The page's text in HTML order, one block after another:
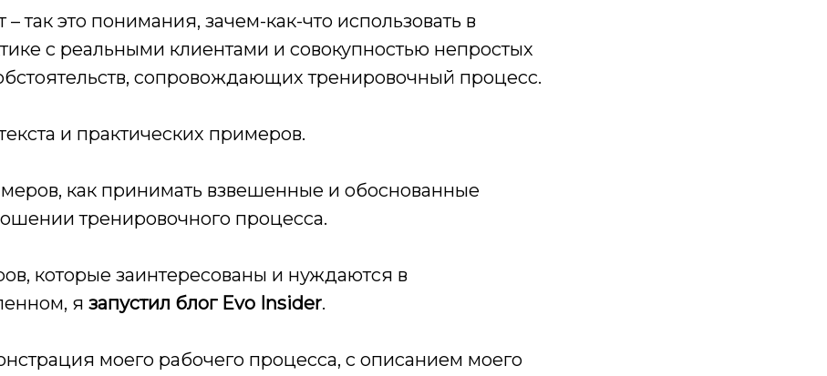
– так это понимания, зачем-как-что использовать в
с реальными клиентами и совокупностью непростых
сопровождающих тренировочный процесс.
и практических примеров.
как принимать взвешенные и обоснованные
тренировочного процесса.
которые заинтересованы и нуждаются в
я запустил блог Evo Insider.
моего рабочего процесса, с описанием моего